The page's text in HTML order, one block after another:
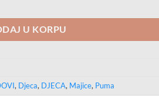
U KORPU
, Djeca, DJECA, Majice, Puma